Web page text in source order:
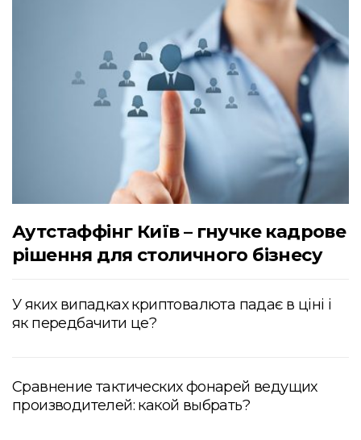
Аутстаффінг Київ – гнучке кадрове
рішення для столичного бізнесу
У яких випадках криптовалюта падає в ціні і
як передбачити це?
Сравнение тактических фонарей ведущих
производителей: какой выбрать?